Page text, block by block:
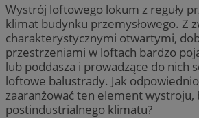
Wystrój loftowego lokum z reguły
klimat budynku przemysłowego. Z
charakterystycznymi otwartymi,
przestrzeniami w loftach bardzo
lub poddasza i prowadzące do nich
loftowe balustrady. Jak
zaaranżować ten element wystroju,
postindustrialnego klimatu?